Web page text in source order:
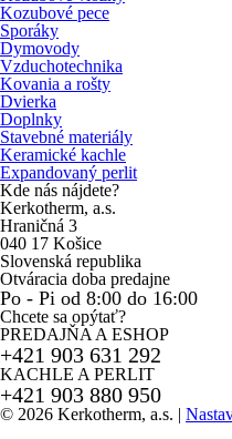
Kozubové pece
Sporáky
Dymovody
Vzduchotechnika
Kovania a rošty
Dvierka
Doplnky
Stavebné materiály
Keramické kachle
Expandovaný perlit
Kde nás nájdete?
Kerkotherm, a.s.
Hraničná 3
040 17 Košice
Slovenská republika
Otváracia doba predajne
Po - Pi od 8:00 do 16:00
Chcete sa opýtať?
PREDAJŇA A ESHOP
+421 903 631 292
KACHLE A PERLIT
+421 903 880 950
© 2026 Kerkotherm, a.s. |